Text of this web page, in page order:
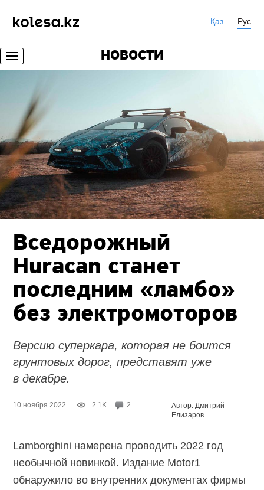
Қаз Рус
НОВОСТИ
Вседорожный
Huracan станет
последним «ламбо»
без электромоторов
Версию суперкара, которая не боится
грунтовых дорог, представят уже
в декабре.
10 ноября 2022 2.1K 2
Автор: Дмитрий
Елизаров
Lamborghini намерена проводить 2022 год
необычной новинкой. Издание Motor1
обнаружило во внутренних документах фирмы